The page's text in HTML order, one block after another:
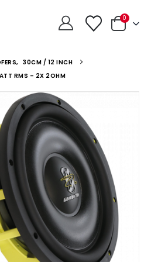
0
, 30CM / 12 INCH
RMS – 2X 2OHM